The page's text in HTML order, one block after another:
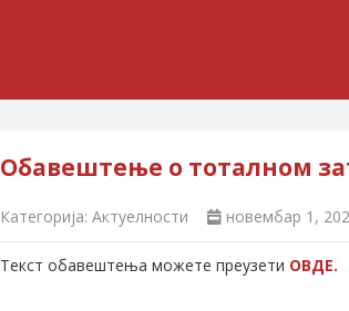
Обавештење о тоталном
Категорија: Актуелности новембар 1,
Текст обавештења можете преузети ОВДЕ.